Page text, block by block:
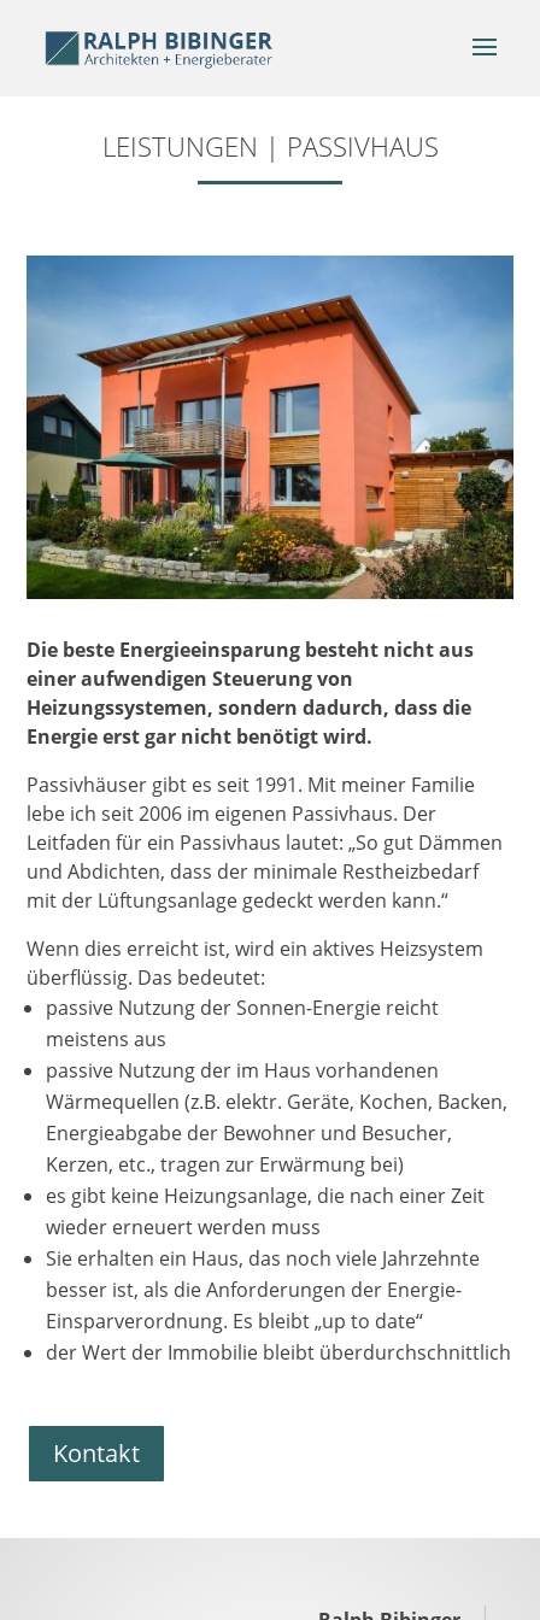
LEISTUNGEN | PASSIVHAUS
Die beste Energieeinsparung besteht nicht aus
einer aufwendigen Steuerung von
Heizungssystemen, sondern dadurch, dass die
Energie erst gar nicht benötigt wird.
Passivhäuser gibt es seit 1991. Mit meiner Familie
lebe ich seit 2006 im eigenen Passivhaus. Der
Leitfaden für ein Passivhaus lautet: „So gut Dämmen
und Abdichten, dass der minimale Restheizbedarf
mit der Lüftungsanlage gedeckt werden kann.“
Wenn dies erreicht ist, wird ein aktives Heizsystem
überflüssig. Das bedeutet:
passive Nutzung der Sonnen-Energie reicht
meistens aus
passive Nutzung der im Haus vorhandenen
Wärmequellen (z.B. elektr. Geräte, Kochen, Backen,
Energieabgabe der Bewohner und Besucher,
Kerzen, etc., tragen zur Erwärmung bei)
es gibt keine Heizungsanlage, die nach einer Zeit
wieder erneuert werden muss
Sie erhalten ein Haus, das noch viele Jahrzehnte
besser ist, als die Anforderungen der Energie-
Einsparverordnung. Es bleibt „up to date“
der Wert der Immobilie bleibt überdurchschnittlich
Kontakt